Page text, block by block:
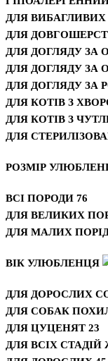
ДЛЯ ВИБАГЛИВИХ
ДЛЯ
ДЛЯ ДОГЛЯДУ ЗА
ДЛЯ ДОГЛЯДУ ЗА
ДЛЯ ДОГЛЯДУ
ДЛЯ КОТІВ З
ДЛЯ КОТІВ З
ДЛЯ
РОЗМІР
ВСІ ПОРОДИ 76
ДЛЯ ВЕЛИКИХ
ДЛЯ МАЛИХ
ВІК УЛЮБЛЕНЦЯ
ДЛЯ ДОРОСЛИХ
ДЛЯ СОБАК
ДЛЯ ЦУЦЕНЯТ 23
ДЛЯ ВСІХ